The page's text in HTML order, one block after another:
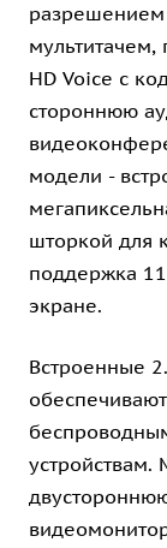
мультитачем,
HD Voice с
стороннюю
модели -
шторкой для
поддержка
экране.
Встроенные